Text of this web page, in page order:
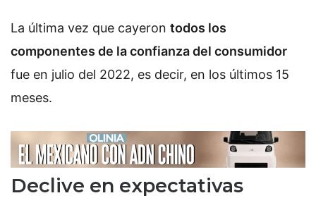
La última vez que cayeron todos los
componentes de la confianza del consumidor
fue en julio del 2022, es decir, en los últimos 15
meses.
Declive en expectativas